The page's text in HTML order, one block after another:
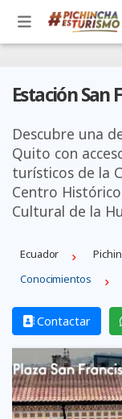
Estación San
Descubre una
Quito con
turísticos de la
Centro
Cultural de la
Ecuador
Conocimientos
Contactar